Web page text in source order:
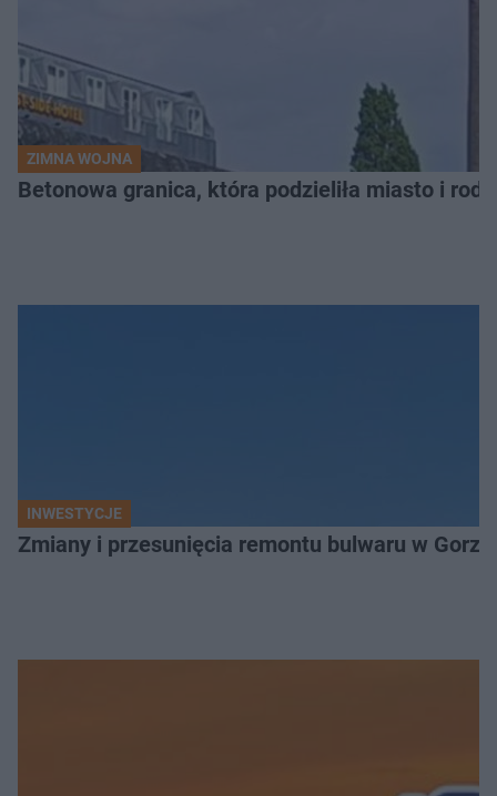
ZIMNA WOJNA
Betonowa granica, która podzieliła miasto i
INWESTYCJE
Zmiany i przesunięcia remontu bulwaru w